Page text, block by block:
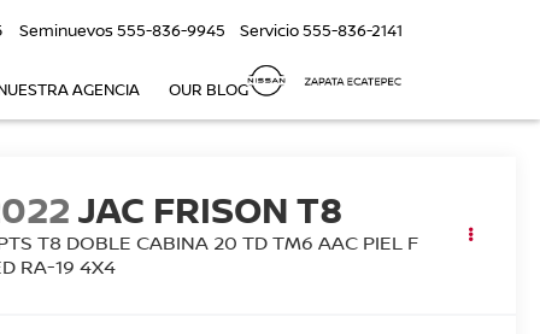
Seminuevos555-836-9945 Servicio555-836-2141
AGENCIA OUR BLOG
JAC FRISON T8
T8 DOBLE CABINA 20 TD TM6 AAC PIEL F
RA-19 4X4